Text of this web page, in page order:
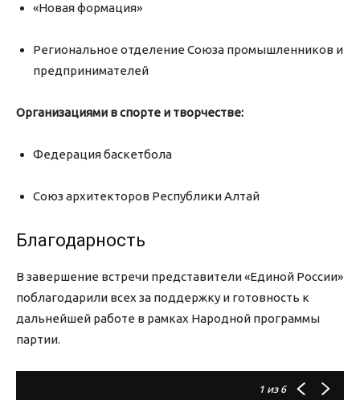
«Новая формация»
Региональное отделение Союза промышленников и
предпринимателей
Организациями в спорте и творчестве:
Федерация баскетбола
Союз архитекторов Республики Алтай
Благодарность
В завершение встречи представители «Единой России»
поблагодарили всех за поддержку и готовность к
дальнейшей работе в рамках Народной программы
партии.
1 из 6